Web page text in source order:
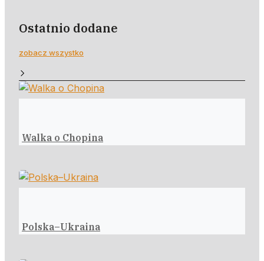
Ostatnio dodane
zobacz wszystko
Walka o Chopina
Polska–Ukraina